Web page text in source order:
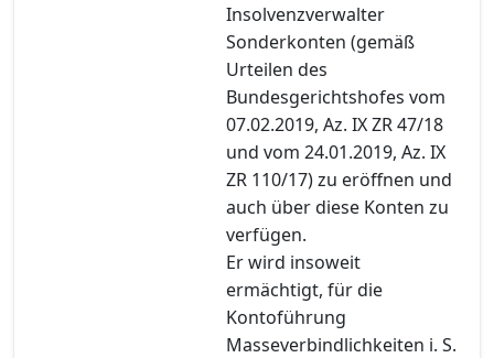
Insolvenzverwalter
Sonderkonten (gemäß
Urteilen des
Bundesgerichtshofes vom
07.02.2019, Az. IX ZR 47/18
und vom 24.01.2019, Az. IX
ZR 110/17) zu eröffnen und
auch über diese Konten zu
verfügen.
Er wird insoweit
ermächtigt, für die
Kontoführung
Masseverbindlichkeiten i. S.